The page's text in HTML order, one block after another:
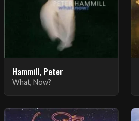
Hammill, Peter
What, Now?